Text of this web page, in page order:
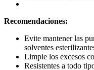
Recomendaciones:
Evite mantener las
solventes
Limpie los excesos
Resistentes a todo